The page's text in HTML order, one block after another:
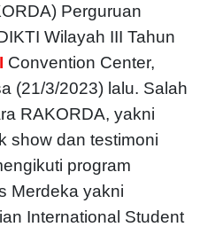
Perguruan
Wilayah III Tahun
Convention Center,
(21/3/2023) lalu. Salah
RAKORDA, yakni
show dan testimoni
program
Merdeka yakni
International Student